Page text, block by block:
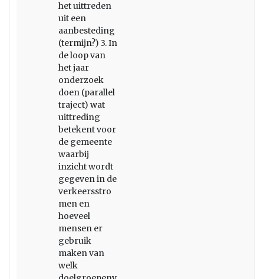
het uittreden
uit een
aanbesteding
(termijn?) 3. In
de loop van
het jaar
onderzoek
doen (parallel
traject) wat
uittreding
betekent voor
de gemeente
waarbij
inzicht wordt
gegeven in de
verkeersstro
men en
hoeveel
mensen er
gebruik
maken van
welk